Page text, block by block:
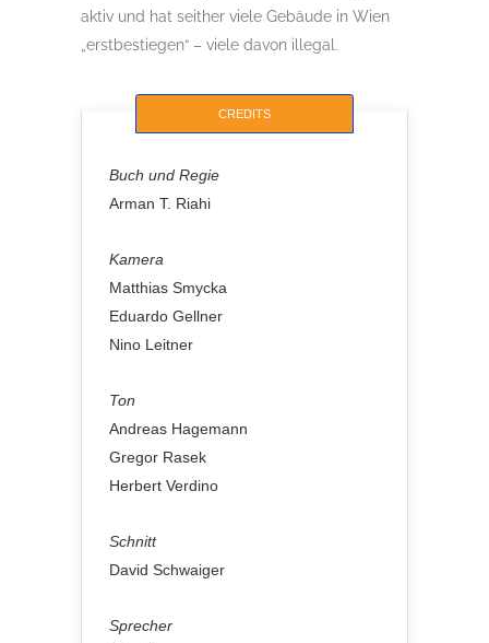
aktiv und hat seither viele Gebäude in Wien
„erstbestiegen“ – viele davon illegal.
CREDITS
Buch und Regie
Arman T. Riahi
Kamera
Matthias Smycka
Eduardo Gellner
Nino Leitner
Ton
Andreas Hagemann
Gregor Rasek
Herbert Verdino
Schnitt
David Schwaiger
Sprecher